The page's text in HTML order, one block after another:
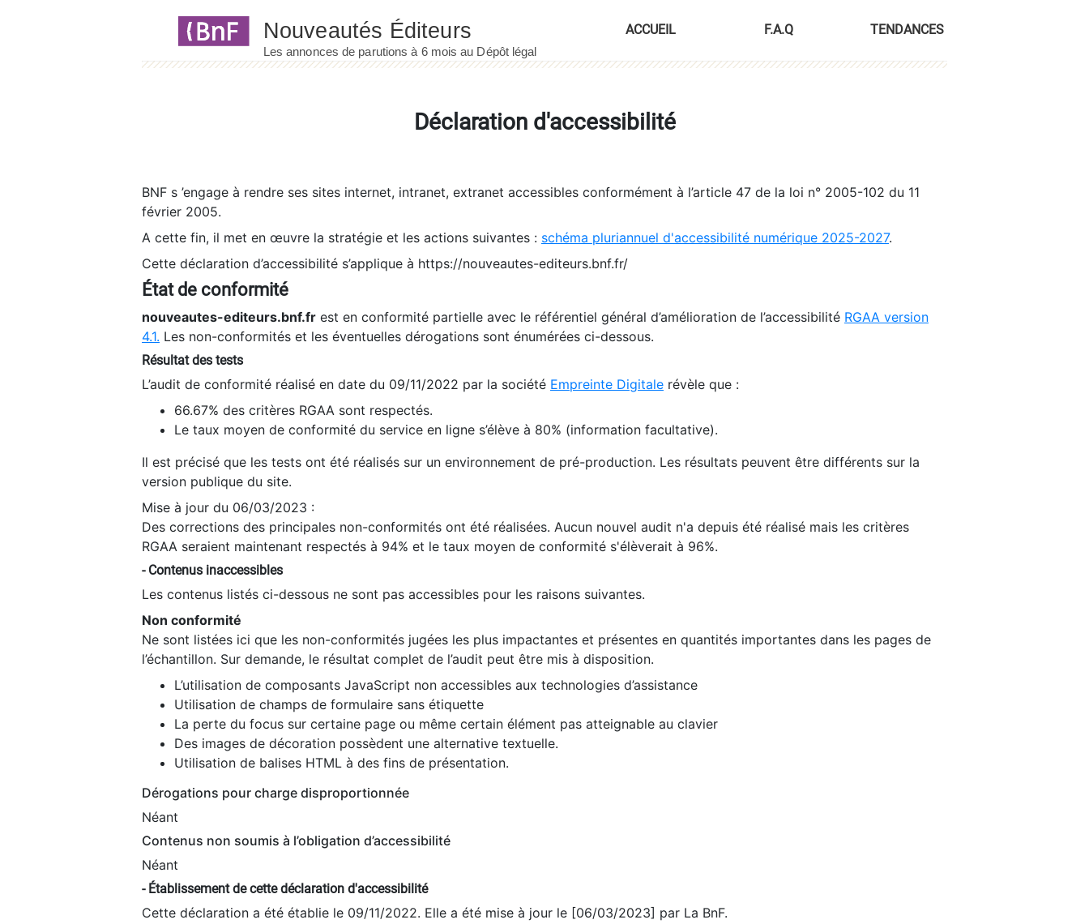
ACCUEIL F.A.Q TENDANCES
Déclaration d'accessibilité
BNF s ’engage à rendre ses sites internet, intranet, extranet accessibles conformément à l’article 47 de la loi n° 2005-102 du 11
février 2005.
A cette fin, il met en œuvre la stratégie et les actions suivantes : schéma pluriannuel d'accessibilité numérique 2025-2027.
Cette déclaration d’accessibilité s’applique à https://nouveautes-editeurs.bnf.fr/
État de conformité
nouveautes-editeurs.bnf.fr est en conformité partielle avec le référentiel général d’amélioration de l’accessibilité RGAA version
4.1. Les non-conformités et les éventuelles dérogations sont énumérées ci-dessous.
Résultat des tests
L’audit de conformité réalisé en date du 09/11/2022 par la société Empreinte Digitale révèle que :
66.67% des critères RGAA sont respectés.
Le taux moyen de conformité du service en ligne s’élève à 80% (information facultative).
Il est précisé que les tests ont été réalisés sur un environnement de pré-production. Les résultats peuvent être différents sur la
version publique du site.
Mise à jour du 06/03/2023 :
Des corrections des principales non-conformités ont été réalisées. Aucun nouvel audit n'a depuis été réalisé mais les critères
RGAA seraient maintenant respectés à 94% et le taux moyen de conformité s'élèverait à 96%.
- Contenus inaccessibles
Les contenus listés ci-dessous ne sont pas accessibles pour les raisons suivantes.
Non conformité
Ne sont listées ici que les non-conformités jugées les plus impactantes et présentes en quantités importantes dans les pages de
l’échantillon. Sur demande, le résultat complet de l’audit peut être mis à disposition.
L’utilisation de composants JavaScript non accessibles aux technologies d’assistance
Utilisation de champs de formulaire sans étiquette
La perte du focus sur certaine page ou même certain élément pas atteignable au clavier
Des images de décoration possèdent une alternative textuelle.
Utilisation de balises HTML à des fins de présentation.
Dérogations pour charge disproportionnée
Néant
Contenus non soumis à l’obligation d’accessibilité
Néant
- Établissement de cette déclaration d'accessibilité
Cette déclaration a été établie le 09/11/2022. Elle a été mise à jour le [06/03/2023] par La BnF.